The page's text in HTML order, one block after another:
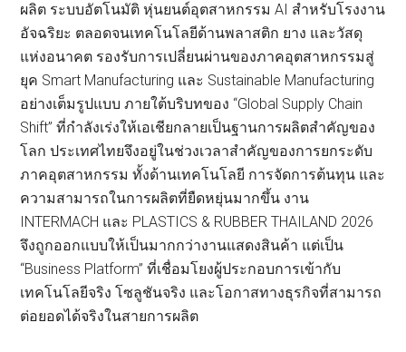
ผลิต ระบบอัตโนมัติ หุ่นยนต์อุตสาหกรรม AI สำหรับโรงงาน
อัจฉริยะ ตลอดจนเทคโนโลยีด้านพลาสติก ยาง และวัสดุ
แห่งอนาคต รองรับการเปลี่ยนผ่านของภาคอุตสาหกรรมสู่
ยุค Smart Manufacturing และ Sustainable Manufacturing
อย่างเต็มรูปแบบ ภายใต้บริบทของ “Global Supply Chain
Shift” ที่กำลังเร่งให้เอเชียกลายเป็นฐานการผลิตสำคัญของ
โลก ประเทศไทยจึงอยู่ในช่วงเวลาสำคัญของการยกระดับ
ภาคอุตสาหกรรม ทั้งด้านเทคโนโลยี การจัดการต้นทุน และ
ความสามารถในการผลิตที่ยืดหยุ่นมากขึ้น งาน
INTERMACH และ PLASTICS & RUBBER THAILAND 2026
จึงถูกออกแบบให้เป็นมากกว่างานแสดงสินค้า แต่เป็น
“Business Platform” ที่เชื่อมโยงผู้ประกอบการเข้ากับ
เทคโนโลยีจริง โซลูชันจริง และโอกาสทางธุรกิจที่สามารถ
ต่อยอดได้จริงในสายการผลิต